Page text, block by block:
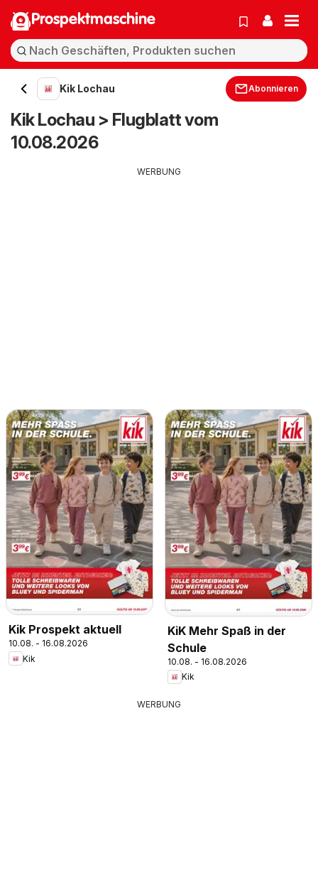
Prospektmaschine
Kik Lochau Abonnieren
Kik Lochau > Flugblatt vom
10.08.2026
WERBUNG
Kik Prospekt aktuell
10.08. - 16.08.2026
Kik
KiK Mehr Spaß in der
Schule
10.08. - 16.08.2026
Kik
WERBUNG